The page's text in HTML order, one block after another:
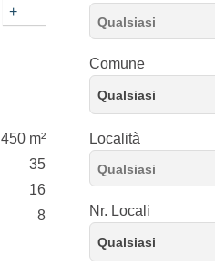
+
450 m²
35
16
8
Comune
Qualsiasi
Località
Nr. Locali
Qualsiasi